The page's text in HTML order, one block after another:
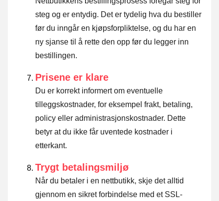
steg og er entydig. Det er tydelig hva du bestiller
før du inngår en kjøpsforpliktelse, og du har en
ny sjanse til å rette den opp før du legger inn
bestillingen.
Prisene er klare
Du er korrekt informert om eventuelle
tilleggskostnader, for eksempel frakt, betaling,
policy eller administrasjonskostnader. Dette
betyr at du ikke får uventede kostnader i
etterkant.
Trygt betalingsmiljø
Når du betaler i en nettbutikk, skje det alltid
gjennom en sikret forbindelse med et SSL-